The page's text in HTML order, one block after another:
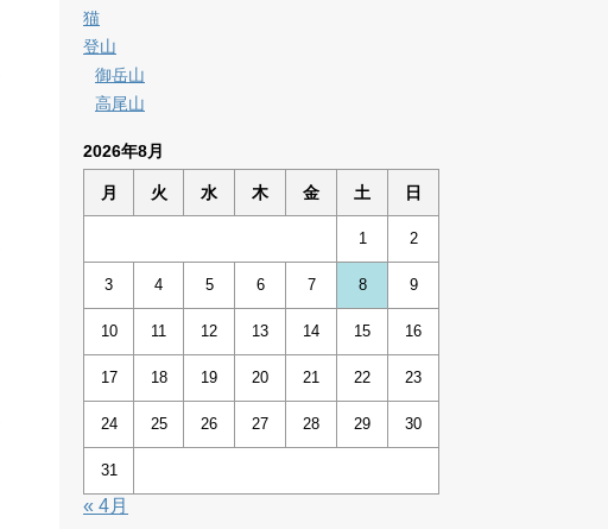
猫
登山
御岳山
高尾山
2026年8月
月 火 水 木 金 土 日
1 2
3 4 5 6 7 8 9
10 11 12 13 14 15 16
17 18 19 20 21 22 23
24 25 26 27 28 29 30
31
« 4月